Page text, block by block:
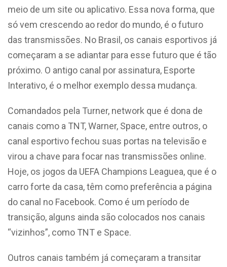
meio de um site ou aplicativo. Essa nova forma, que
só vem crescendo ao redor do mundo, é o futuro
das transmissões. No Brasil, os canais esportivos já
começaram a se adiantar para esse futuro que é tão
próximo. O antigo canal por assinatura, Esporte
Interativo, é o melhor exemplo dessa mudança.
Comandados pela Turner, network que é dona de
canais como a TNT, Warner, Space, entre outros, o
canal esportivo fechou suas portas na televisão e
virou a chave para focar nas transmissões online.
Hoje, os jogos da UEFA Champions Leaguea, que é o
carro forte da casa, têm como preferência a página
do canal no Facebook. Como é um período de
transição, alguns ainda são colocados nos canais
“vizinhos”, como TNT e Space.
Outros canais também já começaram a transitar